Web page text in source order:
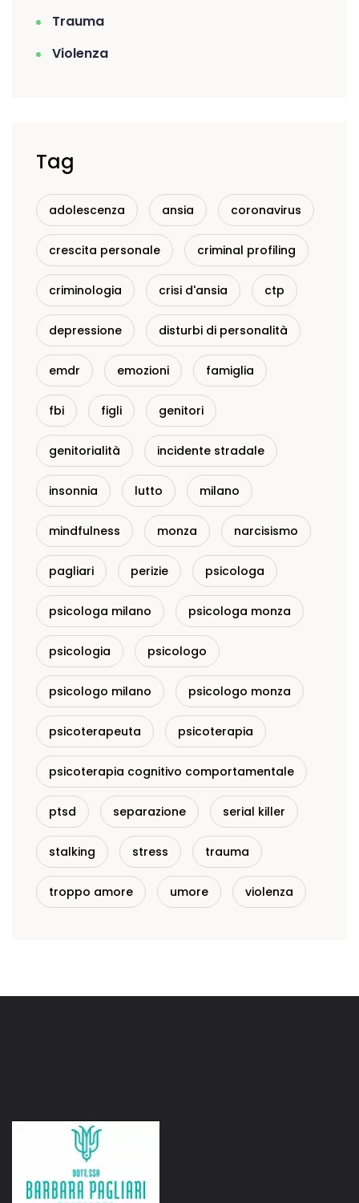
Trauma
Violenza
Tag
adolescenza ansia coronavirus
crescita personale criminal profiling
criminologia crisi d'ansia ctp
depressione disturbi di personalità
emdr emozioni famiglia
fbi figli genitori
genitorialità incidente stradale
insonnia lutto milano
mindfulness monza narcisismo
pagliari perizie psicologa
psicologa milano psicologa monza
psicologia psicologo
psicologo milano psicologo monza
psicoterapeuta psicoterapia
psicoterapia cognitivo comportamentale
ptsd separazione serial killer
stalking stress trauma
troppo amore umore violenza